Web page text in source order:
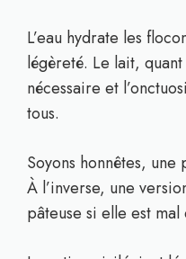
L’eau hydrate les
légèreté. Le lait,
nécessaire et
tous.
Soyons honnêtes,
À l’inverse, une
pâteuse si elle est mal